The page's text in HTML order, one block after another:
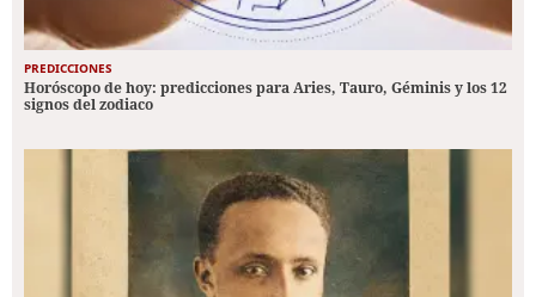
PREDICCIONES
Horóscopo de hoy: predicciones para Aries, Tauro, Géminis y los 12
signos del zodiaco